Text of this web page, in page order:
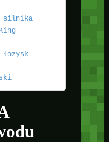
silnika